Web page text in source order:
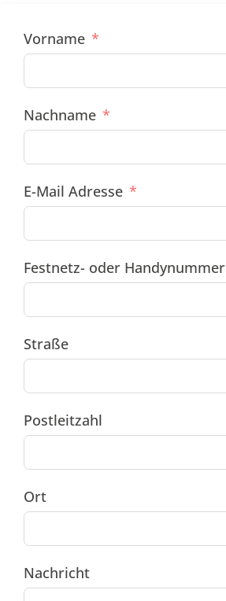
Vorname
Nachname
E-Mail Adresse
Festnetz- oder Handynummer
Straße
Postleitzahl
Ort
Nachricht